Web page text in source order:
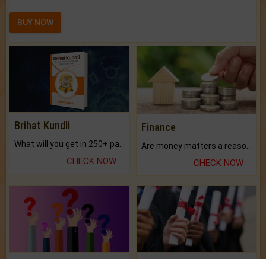
BUY NOW
Brihat Kundli
CHECK NOW
Finance
CHECK NOW